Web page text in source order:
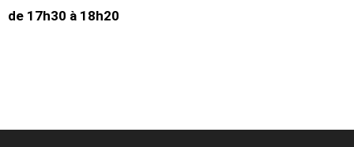
de 17h30 à 18h20